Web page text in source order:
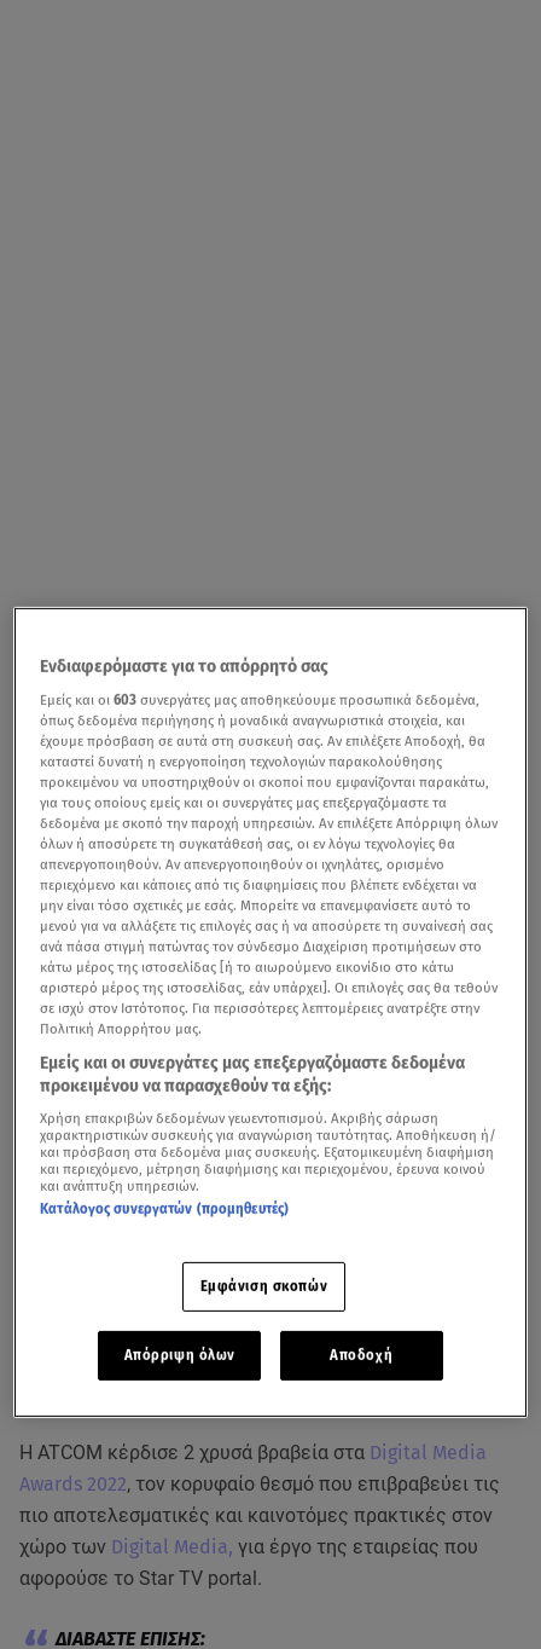
Νεφέλη Αγκυρίδου, και η ομάδα της ATCOM (Ηδύλη Γκλιάτη και Μαριέλλα
Η ATCOM κέρδισε 2 χρυσά βραβεία στα Digital Media
Awards 2022, τον κορυφαίο θεσμό που επιβραβεύει τις
πιο αποτελεσματικές και καινοτόμες πρακτικές στον
χώρο των Digital Media, για έργο της εταιρείας που
αφορούσε το Star TV portal.
Ενδιαφερόμαστε για το απόρρητό σας
Εμείς και οι603 συνεργάτες μας αποθηκεύουμε προσωπικά δεδομένα,
όπως δεδομένα περιήγησης ή μοναδικά αναγνωριστικά στοιχεία, και
έχουμε πρόσβαση σε αυτά στη συσκευή σας. Αν επιλέξετε Αποδοχή, θα
καταστεί δυνατή η ενεργοποίηση τεχνολογιών παρακολούθησης
προκειμένου να υποστηριχθούν οι σκοποί που εμφανίζονται παρακάτω,
για τους οποίους εμείς και οι συνεργάτες μας επεξεργαζόμαστε τα
δεδομένα με σκοπό την παροχή υπηρεσιών. Αν επιλέξετε Απόρριψη όλων
όλων ή αποσύρετε τη συγκατάθεσή σας, οι εν λόγω τεχνολογίες θα
απενεργοποιηθούν. Αν απενεργοποιηθούν οι ιχνηλάτες, ορισμένο
περιεχόμενο και κάποιες από τις διαφημίσεις που βλέπετε ενδέχεται να
μην είναι τόσο σχετικές με εσάς. Μπορείτε να επανεμφανίσετε αυτό το
μενού για να αλλάξετε τις επιλογές σας ή να αποσύρετε τη συναίνεσή σας
ανά πάσα στιγμή πατώντας τον σύνδεσμο Διαχείριση προτιμήσεων στο
κάτω μέρος της ιστοσελίδας [ή το αιωρούμενο εικονίδιο στο κάτω
αριστερό μέρος της ιστοσελίδας, εάν υπάρχει]. Οι επιλογές σας θα τεθούν
σε ισχύ στον Ιστότοπος. Για περισσότερες λεπτομέρειες ανατρέξτε στην
Πολιτική Απορρήτου μας.
Εμείς και οι συνεργάτες μας επεξεργαζόμαστε δεδομένα
προκειμένου να παρασχεθούν τα εξής:
Χρήση επακριβών δεδομένων γεωεντοπισμού. Ακριβής σάρωση
χαρακτηριστικών συσκευής για αναγνώριση ταυτότητας. Αποθήκευση ή/
και πρόσβαση στα δεδομένα μιας συσκευής. Εξατομικευμένη διαφήμιση
και περιεχόμενο, μέτρηση διαφήμισης και περιεχομένου, έρευνα κοινού
και ανάπτυξη υπηρεσιών.
Κατάλογος συνεργατών (προμηθευτές)
Εμφάνιση σκοπών
Απόρριψη όλων Αποδοχή